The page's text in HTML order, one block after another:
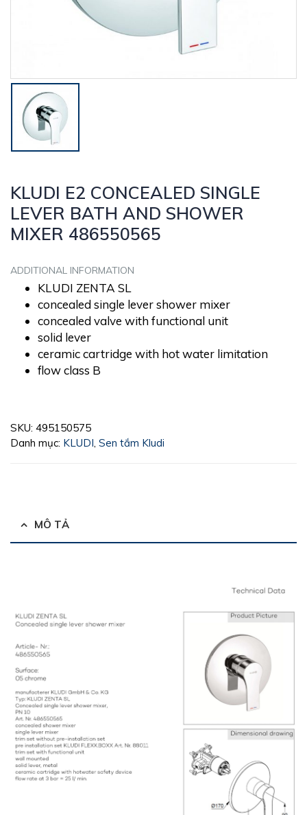
KLUDI E2 CONCEALED SINGLE
LEVER BATH AND SHOWER
MIXER 486550565
ADDITIONAL INFORMATION
KLUDI ZENTA SL
concealed single lever shower mixer
concealed valve with functional unit
solid lever
ceramic cartridge with hot water limitation
flow class B
SKU: 495150575
Danh mục: KLUDI Sen tắm Kludi
MÔ TẢ